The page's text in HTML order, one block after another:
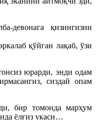
девонага қизингизни
қўйган лақаб, ўзи
юрарди, энди одам
сиздай опам
бир томонда марҳум
ёлғиз укаси…